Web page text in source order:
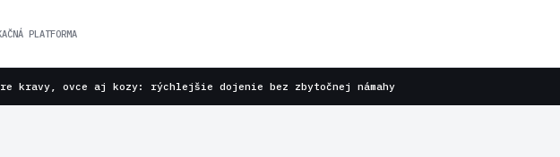
PLATFORMA
kravy, ovce aj kozy: rýchlejšie dojenie bez zbytočnej námahy